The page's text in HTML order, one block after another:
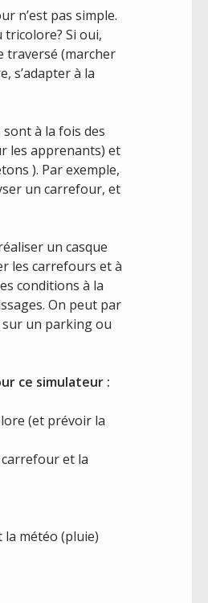
n’est pas simple.
tricolore? Si oui,
traversé (marcher
s’adapter à la
à la fois des
les apprenants) et
). Par exemple,
un carrefour, et
un casque
les carrefours et à
conditions à la
On peut par
sur un parking ou
ce simulateur :
(et prévoir la
et la
météo (pluie)